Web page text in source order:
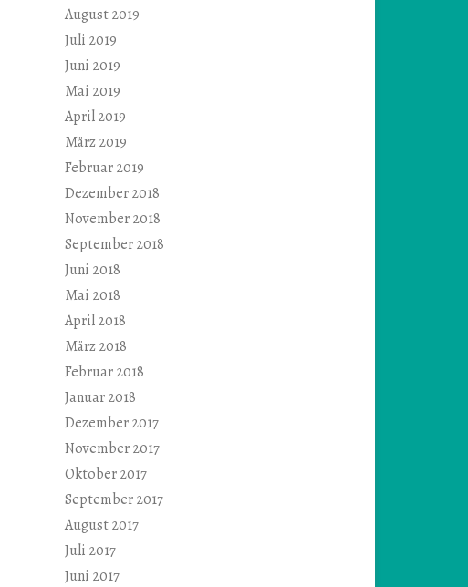
August 2019
Juli 2019
Juni 2019
Mai 2019
April 2019
März 2019
Februar 2019
Dezember 2018
November 2018
September 2018
Juni 2018
Mai 2018
April 2018
März 2018
Februar 2018
Januar 2018
Dezember 2017
November 2017
Oktober 2017
September 2017
August 2017
Juli 2017
Juni 2017